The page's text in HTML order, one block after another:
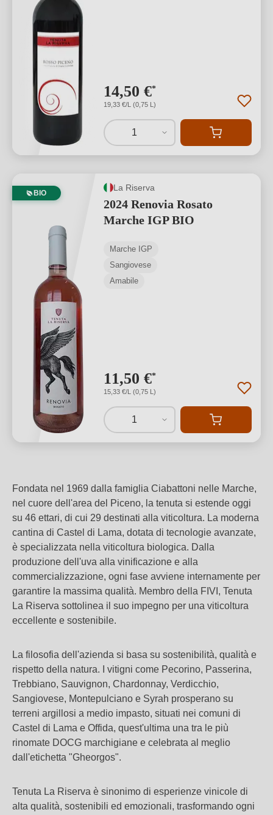
14,50 €*
19,33 €/L (0,75 L)
1
BIO
La Riserva
2024 Renovia Rosato
Marche IGP BIO
Marche IGP
Sangiovese
Amabile
11,50 €*
15,33 €/L (0,75 L)
1
Fondata nel 1969 dalla famiglia Ciabattoni nelle Marche,
nel cuore dell'area del Piceno, la tenuta si estende oggi
su 46 ettari, di cui 29 destinati alla viticoltura. La moderna
cantina di Castel di Lama, dotata di tecnologie avanzate,
è specializzata nella viticoltura biologica. Dalla
produzione dell'uva alla vinificazione e alla
commercializzazione, ogni fase avviene internamente per
garantire la massima qualità. Membro della FIVI, Tenuta
La Riserva sottolinea il suo impegno per una viticoltura
eccellente e sostenibile.
La filosofia dell'azienda si basa su sostenibilità, qualità e
rispetto della natura. I vitigni come Pecorino, Passerina,
Trebbiano, Sauvignon, Chardonnay, Verdicchio,
Sangiovese, Montepulciano e Syrah prosperano su
terreni argillosi a medio impasto, situati nei comuni di
Castel di Lama e Offida, quest'ultima una tra le più
rinomate DOCG marchigiane e celebrata al meglio
dall'etichetta "Gheorgos".
Tenuta La Riserva è sinonimo di esperienze vinicole di
alta qualità, sostenibili ed emozionali, trasformando ogni